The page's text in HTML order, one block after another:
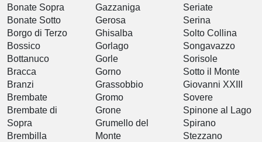
Bonate Sopra
Bonate Sotto
Borgo di Terzo
Bossico
Bottanuco
Bracca
Branzi
Brembate
Brembate di
Sopra
Brembilla
Gazzaniga
Gerosa
Ghisalba
Gorlago
Gorle
Gorno
Grassobbio
Gromo
Grone
Grumello del
Monte
Seriate
Serina
Solto Collina
Songavazzo
Sorisole
Sotto il Monte
Giovanni XXIII
Sovere
Spinone al Lago
Spirano
Stezzano